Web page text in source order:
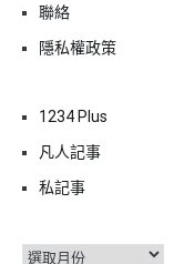
聯絡
隱私權政策
1234 Plus
凡人記事
私記事
彙